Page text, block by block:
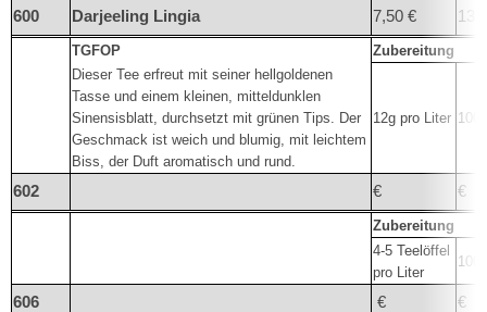
600 Darjeeling Lingia 7,50 €
TGFOP
Zubereitung
Dieser Tee erfreut mit seiner hellgoldenen
Tasse und einem kleinen, mitteldunklen
Sinensisblatt, durchsetzt mit grünen Tips. Der
Geschmack ist weich und blumig, mit leichtem
Biss, der Duft aromatisch und rund.
12g pro Liter
602 € €
Zubereitung
4-5 Teelöffel
pro Liter
606 € €